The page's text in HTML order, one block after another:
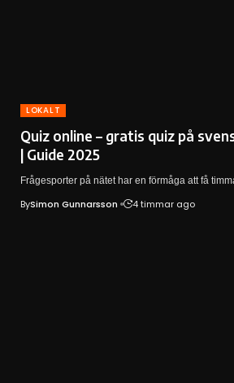
LOKALT
Quiz online – gratis quiz på
| Guide 2025
Frågesporter på nätet har en förmåga att få
BySimon Gunnarsson 4 timmar ago